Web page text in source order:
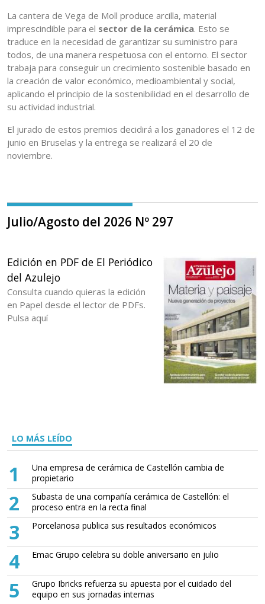
La cantera de Vega de Moll produce arcilla, material
imprescindible para el sector de la cerámica. Esto se
traduce en la necesidad de garantizar su suministro para
todos, de una manera respetuosa con el entorno. El sector
trabaja para conseguir un crecimiento sostenible basado en
la creación de valor económico, medioambiental y social,
aplicando el principio de la sostenibilidad en el desarrollo de
su actividad industrial.
El jurado de estos premios decidirá a los ganadores el 12 de
junio en Bruselas y la entrega se realizará el 20 de
noviembre.
Julio/Agosto del 2026 Nº 297
Edición en PDF de El Periódico
del Azulejo
Consulta cuando quieras la edición
en Papel desde el lector de PDFs.
Pulsa aquí
LO MÁS LEÍDO
1
Una empresa de cerámica de Castellón cambia de
propietario
2
Subasta de una compañía cerámica de Castellón: el
proceso entra en la recta final
3 Porcelanosa publica sus resultados económicos
4 Emac Grupo celebra su doble aniversario en julio
5
Grupo Ibricks refuerza su apuesta por el cuidado del
equipo en sus jornadas internas